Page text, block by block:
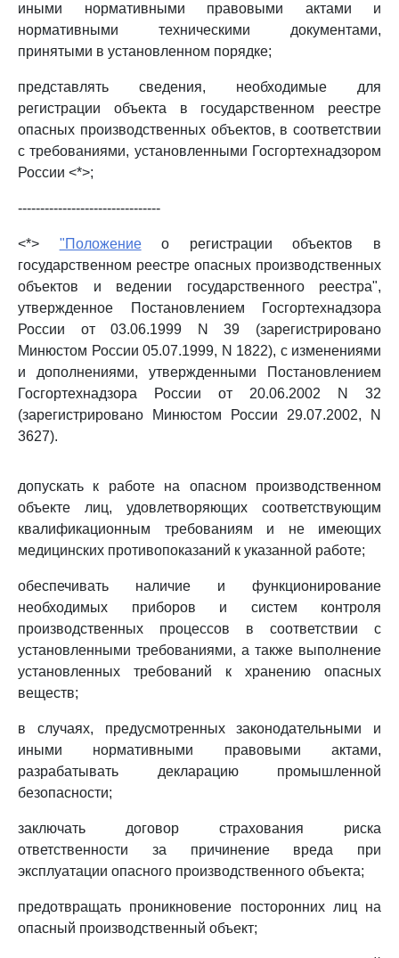
иными нормативными правовыми актами и
нормативными техническими документами,
принятыми в установленном порядке;
представлять сведения, необходимые для
регистрации объекта в государственном реестре
опасных производственных объектов, в соответствии
с требованиями, установленными Госгортехнадзором
России <*>;
--------------------------------
<*> "Положениео регистрации объектов в
государственном реестре опасных производственных
объектов и ведении государственного реестра",
утвержденное Постановлением Госгортехнадзора
России от 03.06.1999 N 39 (зарегистрировано
Минюстом России 05.07.1999, N 1822), с изменениями
и дополнениями, утвержденными Постановлением
Госгортехнадзора России от 20.06.2002 N 32
(зарегистрировано Минюстом России 29.07.2002, N
3627).
допускать к работе на опасном производственном
объекте лиц, удовлетворяющих соответствующим
квалификационным требованиям и не имеющих
медицинских противопоказаний к указанной работе;
обеспечивать наличие и функционирование
необходимых приборов и систем контроля
производственных процессов в соответствии с
установленными требованиями, а также выполнение
установленных требований к хранению опасных
веществ;
в случаях, предусмотренных законодательными и
иными нормативными правовыми актами,
разрабатывать декларацию промышленной
безопасности;
заключать договор страхования риска
ответственности за причинение вреда при
эксплуатации опасного производственного объекта;
предотвращать проникновение посторонних лиц на
опасный производственный объект;